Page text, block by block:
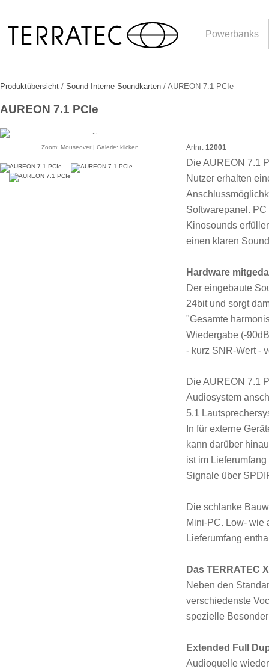
Powerbanks
Produktübersicht / Sound Interne Soundkarten / AUREON 7.1 PCIe
AUREON 7.1 PCIe
Zoom: Mouseover | Galerie: klicken Artnr: 12001
Die AUREON 7.1
Nutzer erhalten
Softwarepanel.
Kinosounds
einen klaren
Hardware
Der eingebaute
24bit und sorgt
"Gesamte
Wiedergabe (-
- kurz SNR-Wert -
Die AUREON 7.1
Audiosystem
5.1
In für externe
kann darüber
ist im
Signale über
Die schlanke
Mini-PC. Low- wie
Lieferumfang
Das TERRATEC
Neben den
verschiedenste
spezielle
Extended Full
Audioquelle